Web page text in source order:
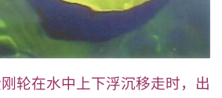
轮在水中上下浮沉移走时，出